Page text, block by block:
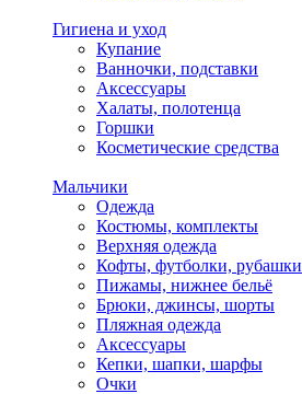
Гигиена и уход
Купание
Ванночки, подставки
Аксессуары
Халаты, полотенца
Горшки
Косметические средства
Мальчики
Одежда
Костюмы, комплекты
Верхняя одежда
Кофты, футболки, рубашки
Пижамы, нижнее бельё
Брюки, джинсы, шорты
Пляжная одежда
Аксессуары
Кепки, шапки, шарфы
Очки